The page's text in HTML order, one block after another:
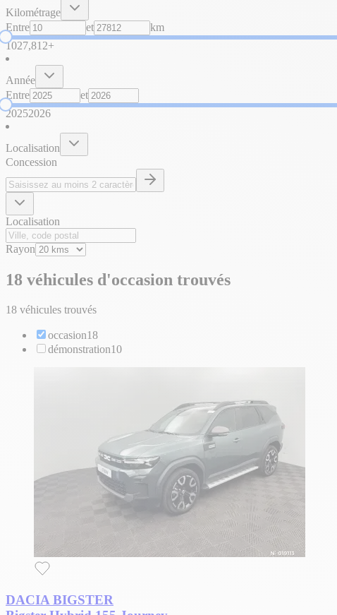
Kilométrage
Entre
et
km
1027,812+
Année
Entre
et
20252026
Localisation
Concession
Localisation
Rayon
18 véhicules d'occasion trouvés
18 véhicules trouvés
occasion18
démonstration10
DACIA BIGSTER